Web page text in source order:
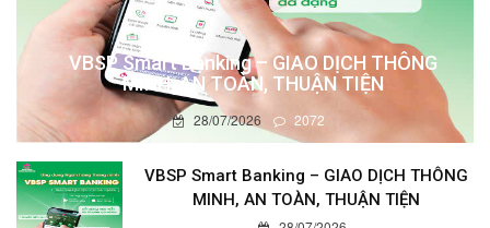
VBSP Smart Banking – GIAO DỊCH THÔNG
MINH, AN TOÀN, THUẬN TIỆN
28/07/2026 2072
VBSP Smart Banking – GIAO DỊCH THÔNG
MINH, AN TOÀN, THUẬN TIỆN